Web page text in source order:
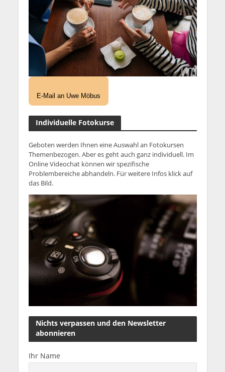
E-Mail an Uwe Möbus
Individuelle Fotokurse
Geboten werden Ihnen eine Auswahl an Fotokursen
Themenbezogen. Aber es geht auch ganz individuell. Im
Online Videochat können wir spezifische
Problembereiche abhandeln. Für weitere Infos klick auf
das Bild.
Nichts verpassen und den Newsletter
abonnieren
Ihr Name